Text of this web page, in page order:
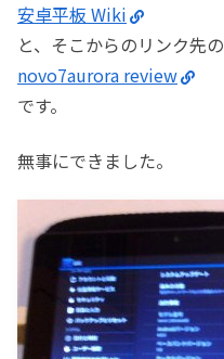
安卓平板 Wiki
と、そこからのリンク先の
novo7aurora review
です。
無事にできました。